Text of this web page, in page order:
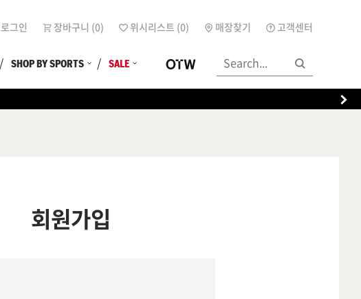
로그인 장바구니 (0) 위시리스트 (0) 매장찾기 고객센터
SHOP BY SPORTS SALE
회원가입